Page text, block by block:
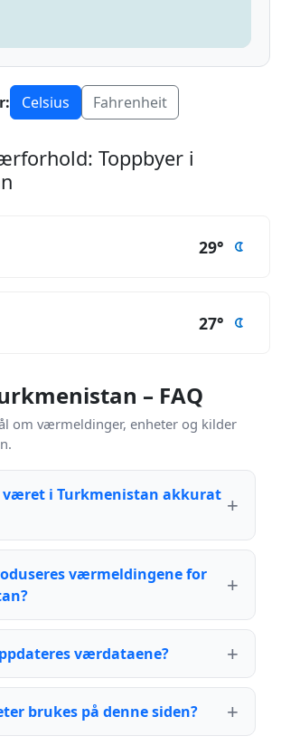
Celsius Fahrenheit
Toppbyer i
29°
27°
– FAQ
om værmeldinger, enheter og kilder
været i Turkmenistan akkurat
værmeldingene for
værdataene?
brukes på denne siden?